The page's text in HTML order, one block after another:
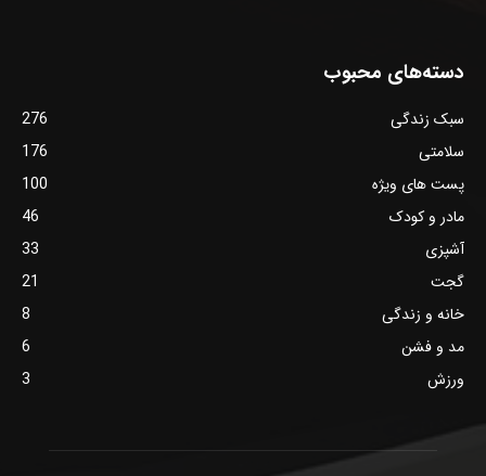
دسته‌های محبوب
سبک زندگی
276
سلامتی
176
پست های ویژه
100
مادر و کودک
46
آشپزی
33
گجت
21
خانه و زندگی
8
مد و فشن
6
ورزش
3